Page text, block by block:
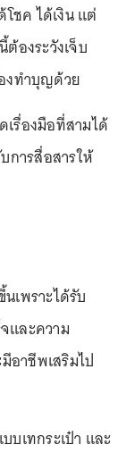
โชค ได้เงิน แต่
องระวังเจ็บ
งทำบุญด้วย
เรื่องมือที่สามได้
การสื่อสารให้
เพราะได้รับ
และความ
อาชีพเสริมไป
บเทกระเป๋า และ